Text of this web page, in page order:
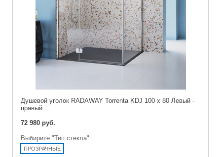
Душевой уголок RADAWAY Torrenta KDJ 100 x 80 Левый -
правый
72 980 руб.
Выбирите "Тип стекла"
ПРОЗРАЧНЫЕ